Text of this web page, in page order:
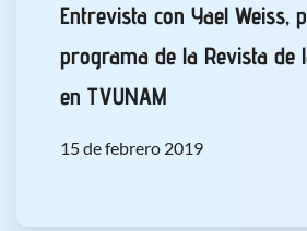
Entrevista con Yael Weiss,
programa de la Revista de
en TVUNAM
15 de febrero 2019